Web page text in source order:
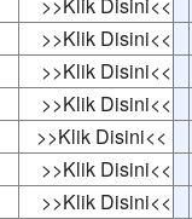
>>Klik Disini<<
>>Klik Disini<<
>>Klik Disini<<
>>Klik Disini<<
>>Klik Disini<<
>>Klik Disini<<